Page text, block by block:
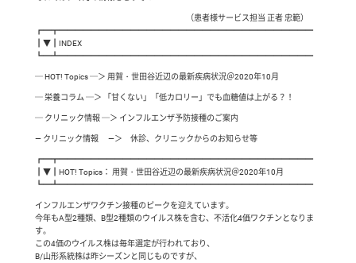
（患者様サービス担当 正者 忠範）
┏━┳━━━━━━━━━━━━━━━━━━━━━━━━━━━━━━━━
┃▼┃INDEX
┗━┻━━━━━━━━━━━━━━━━━━━━━━━━━━━━━━━━
─ HOT! Topics ─＞ 用賀・世田谷近辺の最新疾病状況＠2020年10月
─ 栄養コラム ─＞ 「甘くない」「低カロリー」でも血糖値は上がる？！
─ クリニック情報 ─＞ インフルエンザ予防接種のご案内
— クリニック情報 —＞ 休診、クリニックからのお知らせ等
┏━┳━━━━━━━━━━━━━━━━━━━━━━━━━━━━━━━━
┃▼┃HOT! Topics： 用賀・世田谷近辺の最新疾病状況＠2020年10月
┗━┻━━━━━━━━━━━━━━━━━━━━━━━━━━━━━━━━
インフルエンザワクチン接種のピークを迎えています。
今年もA型2種類、B型2種類のウイルス株を含む、不活化4価ワクチンとなりま
す。
この4価のウイルス株は毎年選定が行われており、
B/山形系統株は昨シーズンと同じものですが、